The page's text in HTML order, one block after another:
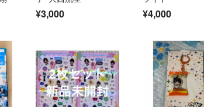
¥3,000 ¥4,000